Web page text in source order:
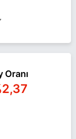
2024 yerel
ile ilgili
Haberleri
Oranı